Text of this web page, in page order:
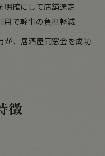
明確にして店舗選定
用で幹事の負担軽減
が、居酒屋同窓会を成功
徴